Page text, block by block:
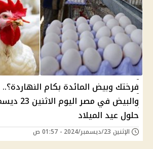
فرختك وبيض المائدة بكام
حلول عيد الميلاد
الإثنين 23/ديسمبر/2024 - 01:57 ص